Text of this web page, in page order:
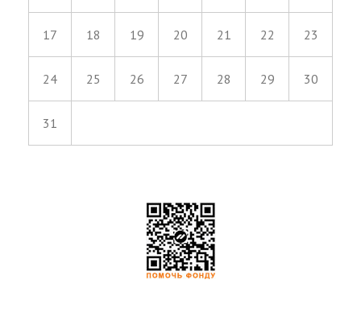
17 18 19 20 21 22 23
24 25 26 27 28 29 30
31